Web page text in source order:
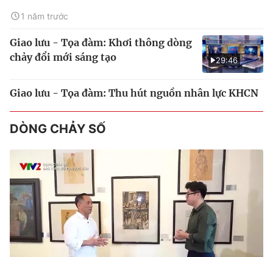
1 năm trước
29:46
Giao lưu - Tọa đàm: Khơi thông dòng
chảy đổi mới sáng tạo
Giao lưu - Tọa đàm: Thu hút nguồn nhân lực KHCN
DÒNG CHẢY SỐ